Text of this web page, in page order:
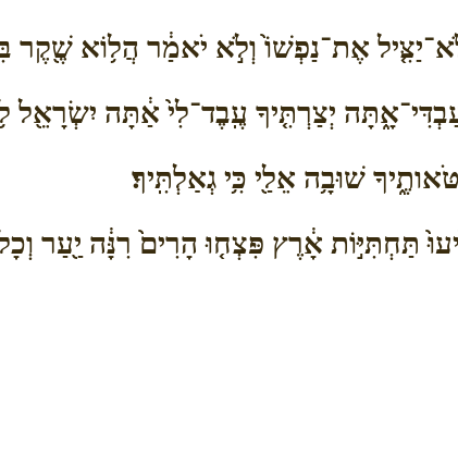
אֶת־נַפְשׁוֹ֙ וְלֹ֣א יֹאמַ֔ר הֲל֥וֹא שֶׁ֖קֶר
יְצַרְתִּ֤יךָ עֶֽבֶד־לִי֙ אַ֔תָּה יִשְׂרָאֵ֖ל
שׁוּבָ֥ה אֵלַ֖י כִּ֥י גְאַלְתִּֽיךָ׃
תַּחְתִּיּ֣וֹת אָ֔רֶץ פִּצְח֤וּ הָרִים֙ רִנָּ֔ה יַ֖עַר